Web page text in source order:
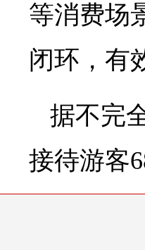
等消费场
闭环，有
据不完
接待游客